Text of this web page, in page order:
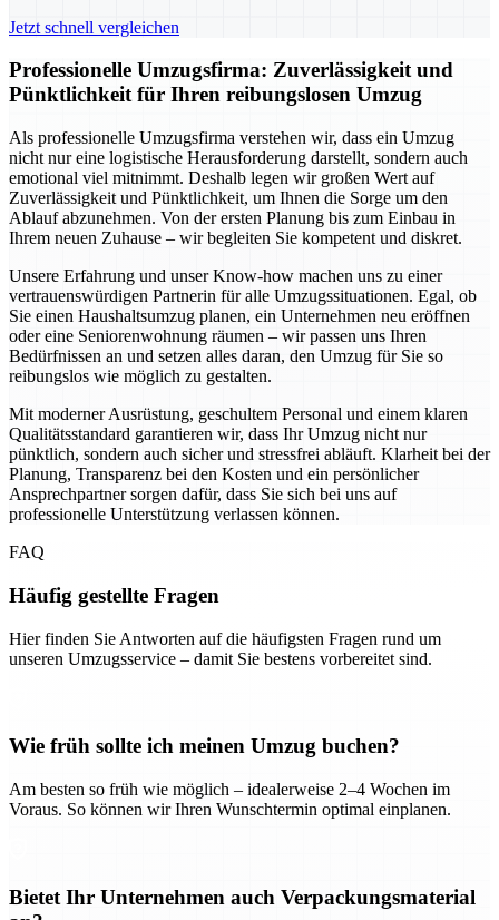
Jetzt schnell vergleichen
Professionelle Umzugsfirma: Zuverlässigkeit und
Pünktlichkeit für Ihren reibungslosen Umzug
Als professionelle Umzugsfirma verstehen wir, dass ein Umzug
nicht nur eine logistische Herausforderung darstellt, sondern auch
emotional viel mitnimmt. Deshalb legen wir großen Wert auf
Zuverlässigkeit und Pünktlichkeit, um Ihnen die Sorge um den
Ablauf abzunehmen. Von der ersten Planung bis zum Einbau in
Ihrem neuen Zuhause – wir begleiten Sie kompetent und diskret.
Unsere Erfahrung und unser Know-how machen uns zu einer
vertrauenswürdigen Partnerin für alle Umzugssituationen. Egal, ob
Sie einen Haushaltsumzug planen, ein Unternehmen neu eröffnen
oder eine Seniorenwohnung räumen – wir passen uns Ihren
Bedürfnissen an und setzen alles daran, den Umzug für Sie so
reibungslos wie möglich zu gestalten.
Mit moderner Ausrüstung, geschultem Personal und einem klaren
Qualitätsstandard garantieren wir, dass Ihr Umzug nicht nur
pünktlich, sondern auch sicher und stressfrei abläuft. Klarheit bei der
Planung, Transparenz bei den Kosten und ein persönlicher
Ansprechpartner sorgen dafür, dass Sie sich bei uns auf
professionelle Unterstützung verlassen können.
FAQ
Häufig gestellte Fragen
Hier finden Sie Antworten auf die häufigsten Fragen rund um
unseren Umzugsservice – damit Sie bestens vorbereitet sind.
Wie früh sollte ich meinen Umzug buchen?
Am besten so früh wie möglich – idealerweise 2–4 Wochen im
Voraus. So können wir Ihren Wunschtermin optimal einplanen.
Bietet Ihr Unternehmen auch Verpackungsmaterial